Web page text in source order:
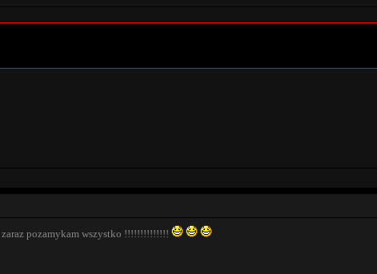
zaraz pozamykam wszystko !!!!!!!!!!!!!!